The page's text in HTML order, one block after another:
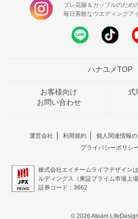
プレ花嫁＆カップルのため
毎日素敵なウエディングア
ハナユメTOP
お客様向け
お問い合わせ
式
運営会社 利用規約
個人関連情報
プライバシーポリシ
株式会社エイチームライフデザイン
ルディングス（東証プライム市場上
証券コード：3662
© 2026 Ateam